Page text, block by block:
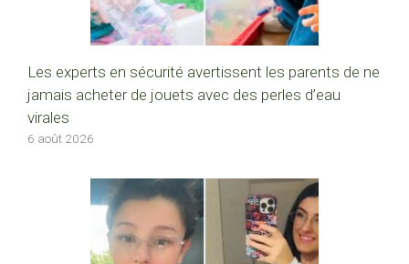
Les experts en sécurité avertissent les parents de ne
jamais acheter de jouets avec des perles d’eau
virales
6 août 2026